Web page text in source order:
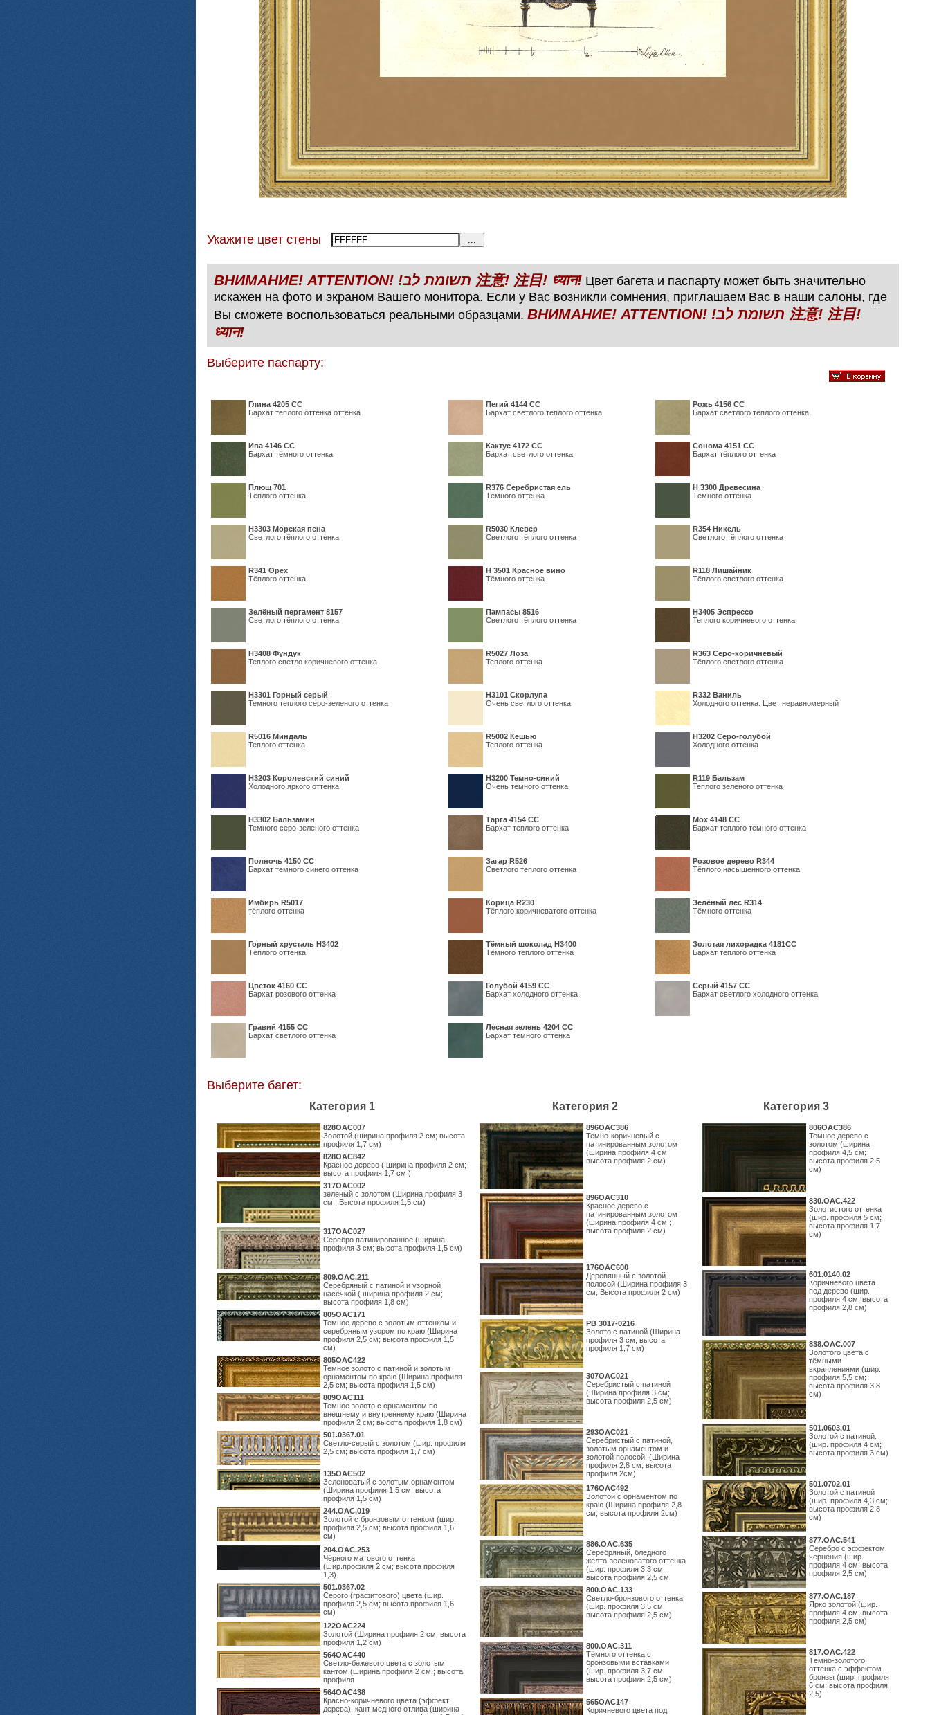
Укажите цвет стены
ВНИМАНИЕ! ATTENTION! !תשומת לב 注意! 注目! ध्यान! Цвет багета и паспарту может быть значительно
искажен на фото и экраном Вашего монитора. Если у Вас возникли сомнения, приглашаем Вас в наши салоны, где
Вы сможете воспользоваться реальными образцами. ВНИМАНИЕ! ATTENTION! !תשומת לב 注意! 注目!
ध्यान!
Выберите паспарту:
Глина 4205 СС
Бархат тёплого оттенка оттенка
Пегий 4144 СС
Бархат светлого тёплого оттенка
Рожь 4156 СС
Бархат светлого тёплого оттенка
Ива 4146 СС
Бархат тёмного оттенка
Кактус 4172 СС
Бархат светлого оттенка
Сонома 4151 СС
Бархат тёплого оттенка
Плющ 701
Тёплого оттенка
R376 Серебристая ель
Тёмного оттенка
H 3300 Древесина
Тёмного оттенка
H3303 Морская пена
Светлого тёплого оттенка
R5030 Клевер
Светлого тёплого оттенка
R354 Никель
Светлого тёплого оттенка
R341 Орех
Тёплого оттенка
Н 3501 Красное вино
Тёмного оттенка
R118 Лишайник
Тёплого светлого оттенка
Зелёный пергамент 8157
Светлого тёплого оттенка
Пампасы 8516
Светлого тёплого оттенка
Н3405 Эспрессо
Теплого коричневого оттенка
Н3408 Фундук
Теплого светло коричневого оттенка
R5027 Лоза
Теплого оттенка
R363 Серо-коричневый
Тёплого светлого оттенка
Н3301 Горный серый
Темного теплого серо-зеленого оттенка
Н3101 Скорлупа
Очень светлого оттенка
R332 Ваниль
Холодного оттенка. Цвет неравномерный
R5016 Миндаль
Теплого оттенка
R5002 Кешью
Теплого оттенка
Н3202 Серо-голубой
Холодного оттенка
Н3203 Королевский синий
Холодного яркого оттенка
Н3200 Темно-синий
Очень темного оттенка
R119 Бальзам
Теплого зеленого оттенка
Н3302 Бальзамин
Темного серо-зеленого оттенка
Тарга 4154 СС
Бархат теплого оттенка
Мох 4148 СС
Бархат теплого темного оттенка
Полночь 4150 СС
Бархат темного синего оттенка
Загар R526
Светлого теплого оттенка
Розовое дерево R344
Тёплого насыщенного оттенка
Имбирь R5017
тёплого оттенка
Корица R230
Тёплого коричневатого оттенка
Зелёный лес R314
Тёмного оттенка
Горный хрусталь H3402
Тёплого оттенка
Тёмный шоколад H3400
Тёмного тёплого оттенка
Золотая лихорадка 4181СС
Бархат тёплого оттенка
Цветок 4160 СС
Бархат розового оттенка
Голубой 4159 СС
Бархат холодного оттенка
Серый 4157 СС
Бархат светлого холодного оттенка
Гравий 4155 СС
Бархат светлого оттенка
Лесная зелень 4204 СС
Бархат тёмного оттенка
Выберите багет:
Категория 1 Категория 2 Категория 3
828OAC007
Золотой (ширина профиля 2 см; высота
профиля 1,7 см)
828OAC842
Красное дерево ( ширина профиля 2 см;
высота профиля 1,7 см )
317OAC002
зеленый с золотом (Ширина профиля 3
см ; Высота профиля 1,5 см)
317OAC027
Серебро патинированное (ширина
профиля 3 см; высота профиля 1,5 см)
809.ОАС.211
Серебряный с патиной и узорной
насечкой ( ширина профиля 2 см;
высота профиля 1,8 см)
805OAC171
Темное дерево с золотым оттенком и
серебряным узором по краю (Ширина
профиля 2,5 см; высота профиля 1,5
см)
805OAC422
Темное золото с патиной и золотым
орнаментом по краю (Ширина профиля
2,5 см; высота профиля 1,5 см)
809OAC111
Темное золото с орнаментом по
внешнему и внутреннему краю (Ширина
профиля 2 см; высота профиля 1,8 см)
501.0367.01
Светло-серый с золотом (шир. профиля
2,5 см; высота профиля 1,7 см)
135OAC502
Зеленоватый с золотым орнаментом
(Ширина профиля 1,5 см; высота
профиля 1,5 см)
244.ОАС.019
Золотой с бронзовым оттенком (шир.
профиля 2,5 см; высота профиля 1,6
см)
204.OAC.253
Чёрного матового оттенка
(шир.профиля 2 см; высота профиля
1,3)
501.0367.02
Серого (графитового) цвета (шир.
профиля 2,5 см; высота профиля 1,6
см)
122OAC224
Золотой (Ширина профиля 2 см; высота
профиля 1,2 см)
564ОАС440
Светло-бежевого цвета с золотым
кантом (ширина профиля 2 см.; высота
профиля
564ОАС438
Красно-коричневого цвета (эффект
дерева), кант медного отлива (ширина
896OAC386
Темно-коричневый с
патинированным золотом
(ширина профиля 4 см;
высота профиля 2 см)
896OAC310
Красное дерево с
патинированным золотом
(ширина профиля 4 см ;
высота профиля 2 см)
176OAC600
Деревянный с золотой
полосой (Ширина профиля 3
см; Высота профиля 2 см)
PB 3017-0216
Золото с патиной (Ширина
профиля 3 см; высота
профиля 1,7 см)
307OAC021
Серебристый с патиной
(Ширина профиля 3 см;
высота профиля 2,5 см)
293OAC021
Серебристый с патиной,
золотым орнаментом и
золотой полосой. (Ширина
профиля 2,8 см; высота
профиля 2см)
176OAC492
Золотой с орнаментом по
краю (Ширина профиля 2,8
см; высота профиля 2см)
886.ОАС.635
Серебряный, бледного
желто-зеленоватого оттенка
(шир. профиля 3,3 см;
высота профиля 2,5 см
800.ОАС.133
Светло-бронзового оттенка
(шир. профиля 3,5 см;
высота профиля 2,5 см)
800.ОАС.311
Тёмного оттенка с
бронзовыми вставками
(шир. профиля 3,7 см;
высота профиля 2,5 см)
565ОАС147
Коричневого цвета под
806OAC386
Темное дерево с
золотом (ширина
профиля 4,5 см;
высота профиля 2,5
см)
830.ОАС.422
Золотистого оттенка
(шир. профиля 5 см;
высота профиля 1,7
см)
601.0140.02
Коричневого цвета
под дерево (шир.
профиля 4 см; высота
профиля 2,8 см)
838.ОАС.007
Золотого цвета с
тёмными
вкраплениями (шир.
профиля 5,5 см;
высота профиля 3,8
см)
501.0603.01
Золотой с патиной.
(шир. профиля 4 см;
высота профиля 3 см)
501.0702.01
Золотой с патиной
(шир. профиля 4,3 см;
высота профиля 2,8
см)
877.ОАС.541
Серебро с эффектом
чернения (шир.
профиля 4 см; высота
профиля 2,5 см)
877.ОАС.187
Ярко золотой (шир.
профиля 4 см; высота
профиля 2,5 см)
817.ОАС.422
Тёмно-золотого
оттенка с эффектом
бронзы (шир. профиля
6 см; высота профиля
2,5)